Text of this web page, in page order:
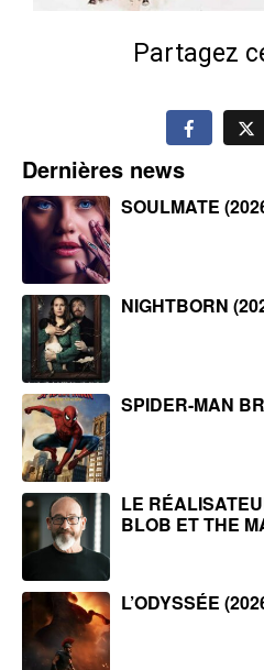
Partagez
Dernières news
SOULMATE
NIGHTBORN
SPIDER-MAN
LE
BLOB ET THE
L’ODYSSÉE